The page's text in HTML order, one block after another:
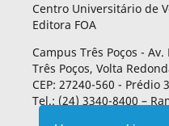
Centro Universitário de
Editora FOA
Campus Três Poços -
Três Poços, Volta
CEP: 27240-560 - Prédio
Tel.: (24) 3340-8400 –